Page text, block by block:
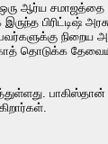
ஆர்ய சமாஜத்தை
பிரிட்டிஷ்
தொடுக்க